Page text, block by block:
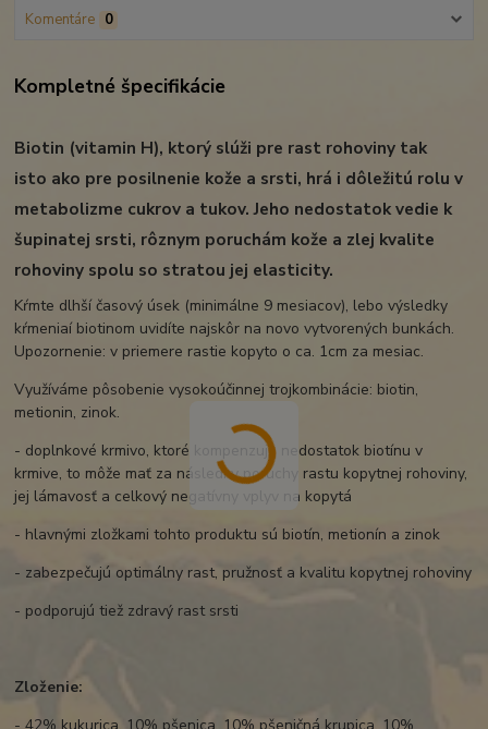
Komentáre 0
Kompletné špecifikácie
Biotin (vitamin H), ktorý slúži pre rast rohoviny tak
isto ako pre posilnenie kože a srsti, hrá i dôležitú rolu v
metabolizme cukrov a tukov. Jeho nedostatok vedie k
šupinatej srsti, rôznym poruchám kože a zlej kvalite
rohoviny spolu so stratou jej elasticity.
Kŕmte dlhší časový úsek (minimálne 9 mesiacov), lebo výsledky
kŕmeniaí biotinom uvidíte najskôr na novo vytvorených bunkách.
Upozornenie: v priemere rastie kopyto o ca. 1cm za mesiac.
Využíváme pôsobenie vysokoúčinnej trojkombinácie: biotin,
metionin, zinok.
- doplnkové krmivo, ktoré kompenzuje nedostatok biotínu v
krmive, to môže mať za následky poruchy rastu kopytnej rohoviny,
jej lámavosť a celkový negatívny vplyv na kopytá
- hlavnými zložkami tohto produktu sú biotín, metionín a zinok
- zabezpečujú optimálny rast, pružnosť a kvalitu kopytnej rohoviny
- podporujú tiež zdravý rast srsti
Zloženie: